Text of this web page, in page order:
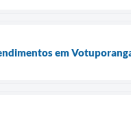
em